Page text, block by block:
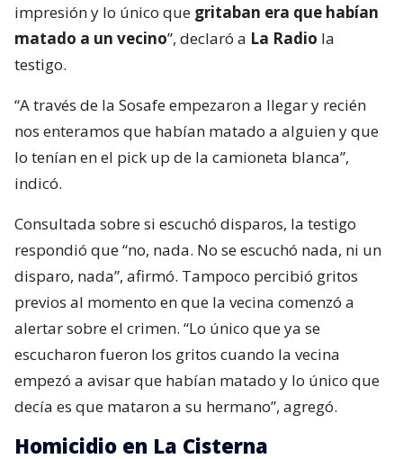
impresión y lo único que gritaban era que habían
matado a un vecino”, declaró a La Radio la
testigo.
“A través de la Sosafe empezaron a llegar y recién
nos enteramos que habían matado a alguien y que
lo tenían en el pick up de la camioneta blanca”,
indicó.
Consultada sobre si escuchó disparos, la testigo
respondió que “no, nada. No se escuchó nada, ni un
disparo, nada”, afirmó. Tampoco percibió gritos
previos al momento en que la vecina comenzó a
alertar sobre el crimen. “Lo único que ya se
escucharon fueron los gritos cuando la vecina
empezó a avisar que habían matado y lo único que
decía es que mataron a su hermano”, agregó.
Homicidio en La Cisterna